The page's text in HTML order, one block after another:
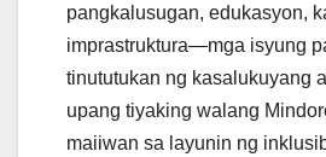
pangkalusugan, edukasyon,
imprastruktura—mga isyung
tinututukan ng kasalukuyang
upang tiyaking walang
maiiwan sa layunin ng